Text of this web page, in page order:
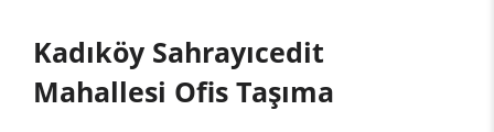
Kadıköy Sahrayıcedit
Mahallesi Ofis Taşıma